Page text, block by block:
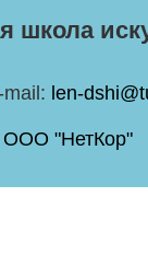
школа
len-
ООО "НетКор"